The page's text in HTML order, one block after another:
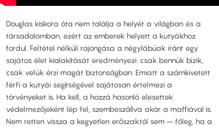
Douglas kiskora óta nem találja a helyét a világban és a
társadalomban, ezért az emberek helyett a kutyákhoz
fordul. Feltétel nélküli rajongása a négylábúak iránt egy
sajátos élet kialakítását eredményezi: csak bennük bízik,
csak velük érzi magát biztonságban. Emiatt a számkivetett
férfi a kutyái segítségével sajátosan értelmezi a
törvényeket is. Ha kell, a hozzá hasonló elesettek
védelmezőjeként lép fel, szembeszállva akár a maffiával is.
Nem retten vissza a kegyetlen erőszaktól sem – főleg, ha a